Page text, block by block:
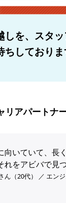
しを、スタ
ちしておりま
リアパートナ
向いていて、長
れをアビバで見
ん（20代） ／ エン